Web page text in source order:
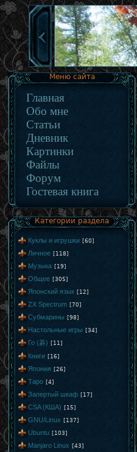
Меню сайта
Главная
Обо мне
Статьи
Дневник
Картинки
Файлы
Форум
Гостевая книга
Категории раздела
Куклы и игрушки [60]
Личное [118]
Музыка [19]
Общее [305]
Японский язык [12]
ZX Spectrum [70]
Субмарины [98]
Настольные игры [34]
Го (碁) [11]
Книги [16]
Япония [26]
Таро [4]
Запертый шкаф [17]
CSA (КША) [15]
GNU/Linux [137]
Ubuntu [103]
Manjaro Linux [43]